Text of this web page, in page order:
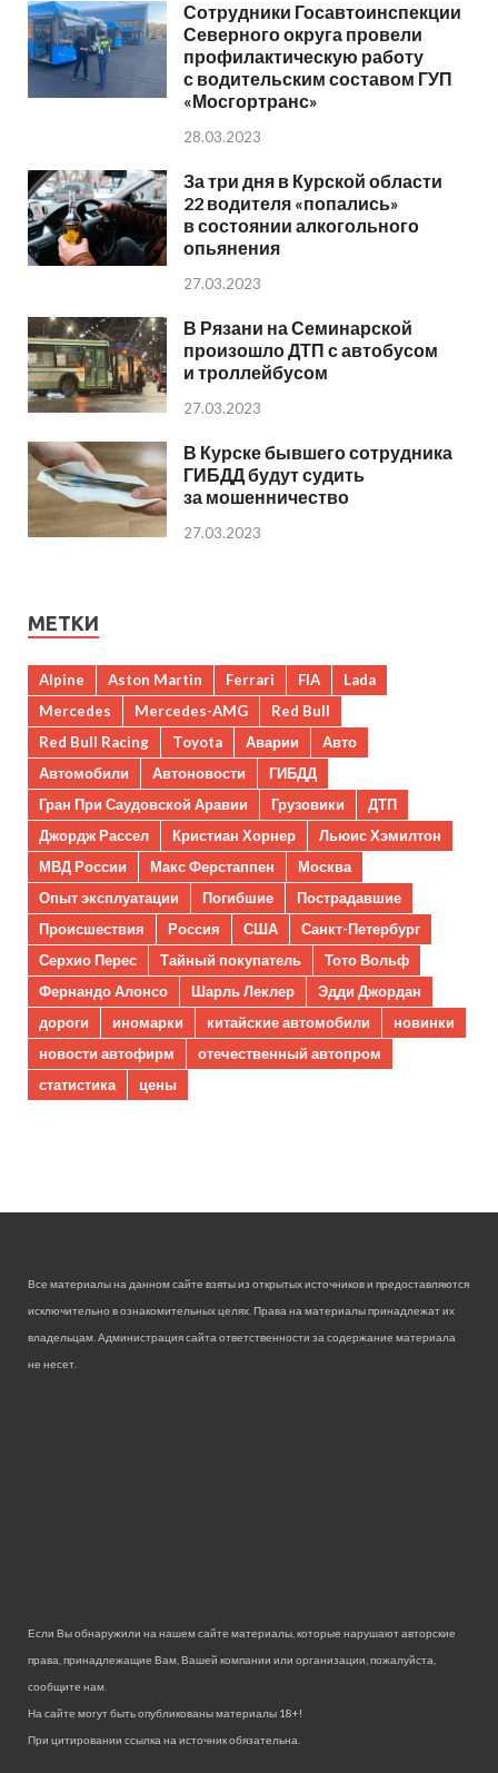
Сотрудники Госавтоинспекции
Северного округа провели
профилактическую работу
с водительским составом ГУП
«Мосгортранс»
28.03.2023
За три дня в Курской области
22 водителя «попались»
в состоянии алкогольного
опьянения
27.03.2023
В Рязани на Семинарской
произошло ДТП с автобусом
и троллейбусом
27.03.2023
В Курске бывшего сотрудника
ГИБДД будут судить
за мошенничество
27.03.2023
МЕТКИ
Alpine Aston Martin Ferrari FIA
Lada
Mercedes
Mercedes-AMG
Red Bull
Red Bull Racing
Toyota Аварии
Авто
Автомобили
Автоновости
ГИБДД
Гран При Саудовской Аравии
Грузовики
ДТП
Джордж Рассел
Кристиан Хорнер
Льюис Хэмилтон
МВД России
Макс Ферстаппен
Москва
Опыт эксплуатации
Погибшие
Пострадавшие
Происшествия
Россия США
Санкт-Петербург
Серхио Перес
Тайный покупатель
Тото Вольф
Фернандо Алонсо
Шарль Леклер
Эдди Джордан
дороги
иномарки китайские автомобили
новинки
новости автофирм
отечественный автопром
статистика
цены
Все материалы на данном сайте взяты из открытых источников и предоставляются
исключительно в ознакомительных целях. Права на материалы принадлежат их
владельцам. Администрация сайта ответственности за содержание материала
не несет.
Если Вы обнаружили на нашем сайте материалы, которые нарушают авторские
права, принадлежащие Вам, Вашей компании или организации, пожалуйста,
сообщите нам.
На сайте могут быть опубликованы материалы 18+!
При цитировании ссылка на источник обязательна.